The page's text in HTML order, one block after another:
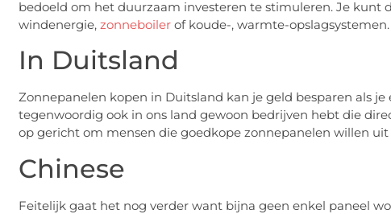
bedoeld om het duurzaam investeren te stimuleren. Je kunt
windenergie, zonneboiler of koude-, warmte-opslagsystemen.
In Duitsland
Zonnepanelen kopen in Duitsland kan je geld besparen als
tegenwoordig ook in ons land gewoon bedrijven hebt die
op gericht om mensen die goedkope zonnepanelen willen
Chinese
Feitelijk gaat het nog verder want bijna geen enkel paneel